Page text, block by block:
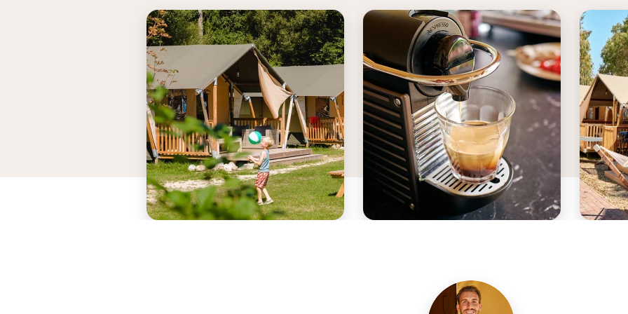
en kajakken trotseer je rivier de
Sava die langs de camping
loopt.Sportieve faciliteiten: Actief
zijn tijdens de vakantie? Er is keuze
genoeg: je vindt er onder andere
tennis, badminton, squash,
bowling, fitness en
beachvolleybal.Prachtig Slovenië:
Slovenië wint steeds meer aan
populariteit en dat is niet voor
niets! De camping beschikt over
eeuwenoude thermale bronnen,
welke het waterpark voorzien van
water. In de omgeving ving je een
water. Zwemmen doe je op de
camping in de zwembaden van 100
m2 met ligbedden en een apart
peuterbad. Lokaal eetplezier: Deze
camping houdt van lokaal en dat
proef je! Zo kun je in de
campingwinkel en op het
buitenterras genieten van
regionale streekproducten. Geniet
van cocktails, regionaal ijs of een
smaakvolle pizza van de pizzahut
op de camping.Goede uitvalsbasis
in de Ardeche: De Ardeche is een
prachtige omgeving om eropuit te
steden zoals Montélimar.
Voor
maar
mini-
aan